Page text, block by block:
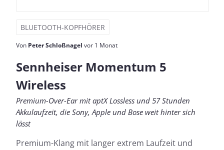
BLUETOOTH-KOPFHÖRER
Von Peter Schloßnagel vor 1 Monat
Sennheiser Momentum 5
Wireless
Premium-Over-Ear mit aptX Lossless und 57 Stunden
Akkulaufzeit, die Sony, Apple und Bose weit hinter sich
lässt
Premium-Klang mit langer extrem Laufzeit und